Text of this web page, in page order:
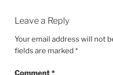
Leave a Reply
Your email address will not
fields are marked *
Comment*